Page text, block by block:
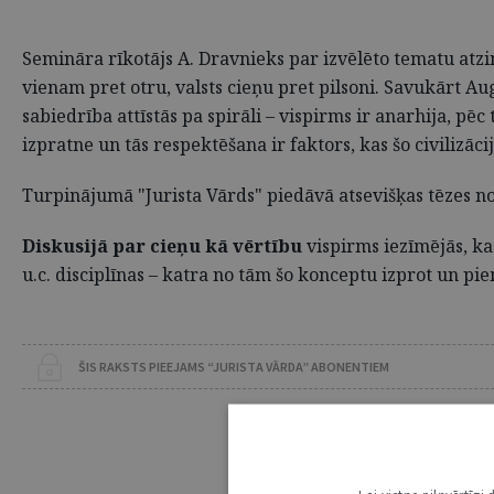
Semināra rīkotājs A. Dravnieks par izvēlēto tematu
vienam pret otru, valsts cieņu pret pilsoni. Savukārt
sabiedrība attīstās pa spirāli – vispirms ir anarhija,
izpratne un tās respektēšana ir faktors, kas šo
Turpinājumā "Jurista Vārds" piedāvā atsevišķas tēzes
Diskusijā par cieņu kā vērtībuvispirms iezīmējās,
u.c. disciplīnas – katra no tām šo konceptu izprot un
ŠIS RAKSTS PIEEJAMS “JURISTA VĀRDA” ABONENTIEM